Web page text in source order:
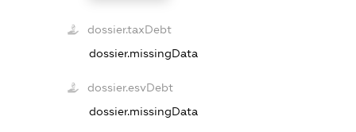
dossier.taxDebt
dossier.missingData
dossier.esvDebt
dossier.missingData